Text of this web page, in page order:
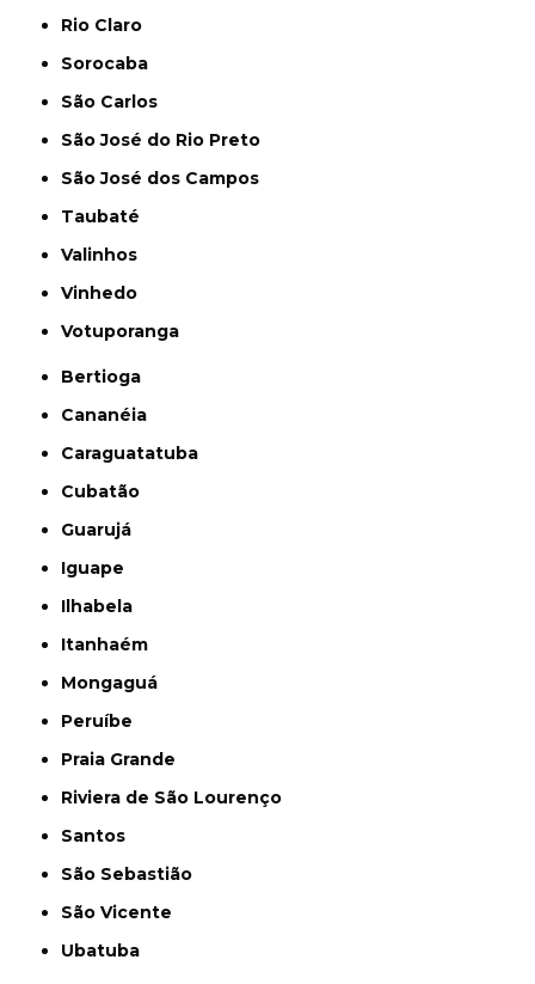
Rio Claro
Sorocaba
São Carlos
São José do Rio Preto
São José dos Campos
Taubaté
Valinhos
Vinhedo
Votuporanga
Bertioga
Cananéia
Caraguatatuba
Cubatão
Guarujá
Iguape
Ilhabela
Itanhaém
Mongaguá
Peruíbe
Praia Grande
Riviera de São Lourenço
Santos
São Sebastião
São Vicente
Ubatuba